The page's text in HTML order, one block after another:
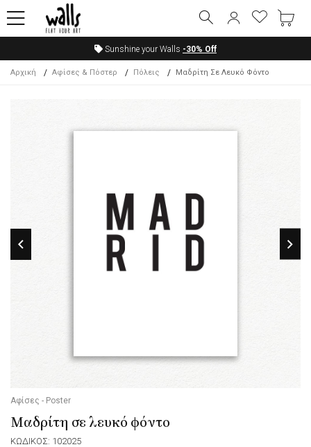
Sunshine your Walls -30% Off
Αρχική Αφίσες & Πόστερ Πόλεις Μαδρίτη Σε Λευκό Φόντο
Αφίσες - Poster
Μαδρίτη σε λευκό φόντο
ΚΩΔΙΚΟΣ: 102025